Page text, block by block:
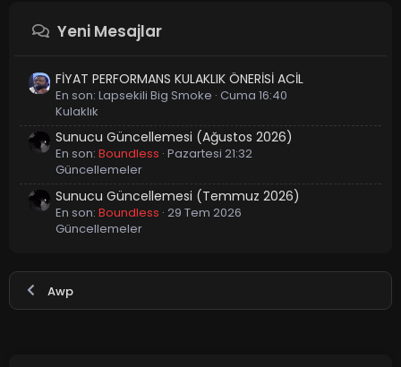
Yeni Mesajlar
FİYAT PERFORMANS KULAKLIK ÖNERİSİ ACİL
En son: Lapsekili Big Smoke Cuma 16:40
Kulaklık
Sunucu Güncellemesi (Ağustos 2026)
En son: Boundless Pazartesi 21:32
Güncellemeler
Sunucu Güncellemesi (Temmuz 2026)
En son: Boundless 29 Tem 2026
Güncellemeler
Awp